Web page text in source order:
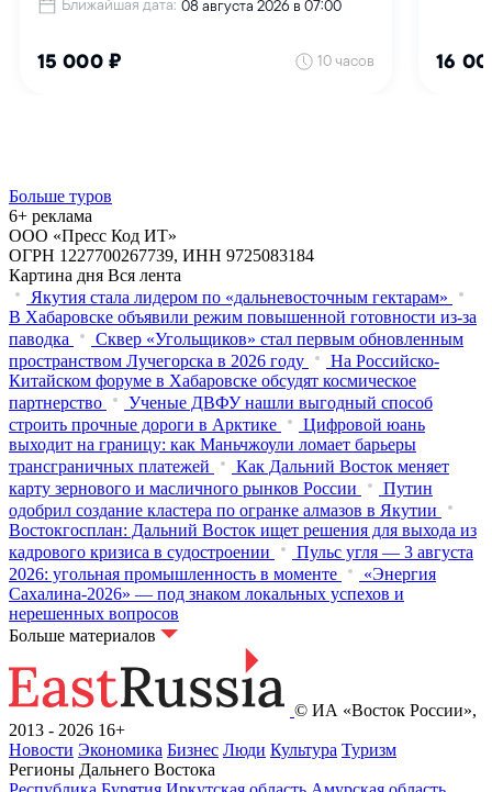
Больше туров
6+ реклама
ООО «Пресс Код ИТ»
ОГРН 1227700267739, ИНН 9725083184
Картина дня Вся лента
Якутия стала лидером по «дальневосточным гектарам»
В Хабаровске объявили режим повышенной готовности из‑за
паводка
Сквер «Угольщиков» стал первым обновленным
пространством Лучегорска в 2026 году
На Российско-
Китайском форуме в Хабаровске обсудят космическое
партнерство
Ученые ДВФУ нашли выгодный способ
строить прочные дороги в Арктике
Цифровой юань
выходит на границу: как Маньчжоули ломает барьеры
трансграничных платежей
Как Дальний Восток меняет
карту зернового и масличного рынков России
Путин
одобрил создание кластера по огранке алмазов в Якутии
Востокгосплан: Дальний Восток ищет решения для выхода из
кадрового кризиса в судостроении
Пульс угля — 3 августа
2026: угольная промышленность в моменте
«Энергия
Сахалина-2026» — под знаком локальных успехов и
нерешенных вопросов
Больше материалов
© ИА «Восток России»,
2013 - 2026 16+
Новости Экономика Бизнес Люди Культура Туризм
Регионы Дальнего Востока